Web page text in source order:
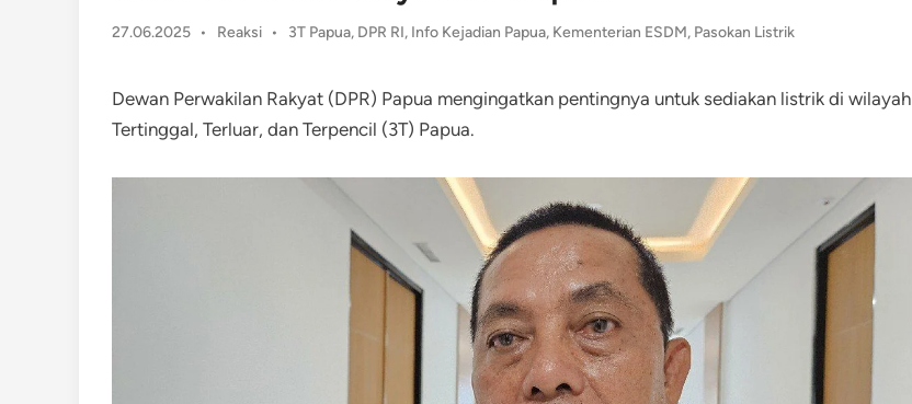
27.06.2025 •
Posted
Reaksi • 3T Papua, DPR RI, Info Kejadian Papua, Kementerian ESDM, Pasokan Listrik
Dewan Perwakilan Rakyat (DPR) Papua mengingatkan pentingnya untuk sediakan listrik di wilayah
Tertinggal, Terluar, dan Terpencil (3T) Papua.